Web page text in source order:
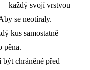
každý svojí vrstvou
se neotíraly.
kus samostatně
pěna.
chráněné před